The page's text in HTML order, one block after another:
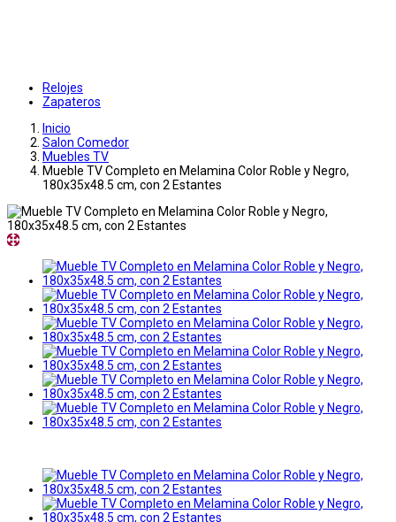
Relojes
Zapateros
Inicio
Salon Comedor
Muebles TV
Mueble TV Completo en Melamina Color Roble y Negro,
180x35x48.5 cm, con 2 Estantes